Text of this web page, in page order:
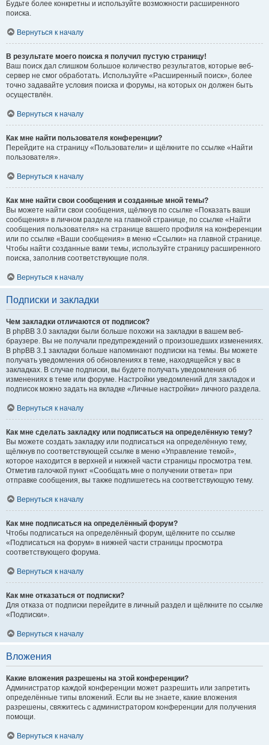
Будьте более конкретны и используйте возможности расширенного
поиска.
Вернуться к началу
В результате моего поиска я получил пустую страницу!
Ваш поиск дал слишком большое количество результатов, которые веб-
сервер не смог обработать. Используйте «Расширенный поиск», более
точно задавайте условия поиска и форумы, на которых он должен быть
осуществлён.
Вернуться к началу
Как мне найти пользователя конференции?
Перейдите на страницу «Пользователи» и щёлкните по ссылке «Найти
пользователя».
Вернуться к началу
Как мне найти свои сообщения и созданные мной темы?
Вы можете найти свои сообщения, щёлкнув по ссылке «Показать ваши
сообщения» в личном разделе на главной странице, по ссылке «Найти
сообщения пользователя» на странице вашего профиля на конференции
или по ссылке «Ваши сообщения» в меню «Ссылки» на главной странице.
Чтобы найти созданные вами темы, используйте страницу расширенного
поиска, заполнив соответствующие поля.
Вернуться к началу
Подписки и закладки
Чем закладки отличаются от подписок?
В phpBB 3.0 закладки были больше похожи на закладки в вашем веб-
браузере. Вы не получали предупреждений о произошедших изменениях.
В phpBB 3.1 закладки больше напоминают подписки на темы. Вы можете
получать уведомления об обновлениях в теме, находящейся у вас в
закладках. В случае подписки, вы будете получать уведомления об
изменениях в теме или форуме. Настройки уведомлений для закладок и
подписок можно задать на вкладке «Личные настройки» личного раздела.
Вернуться к началу
Как мне сделать закладку или подписаться на определённую тему?
Вы можете создать закладку или подписаться на определённую тему,
щёлкнув по соответствующей ссылке в меню «Управление темой»,
которое находится в верхней и нижней части страницы просмотра тем.
Отметив галочкой пункт «Сообщать мне о получении ответа» при
отправке сообщения, вы также подпишетесь на соответствующую тему.
Вернуться к началу
Как мне подписаться на определённый форум?
Чтобы подписаться на определённый форум, щёлкните по ссылке
«Подписаться на форум» в нижней части страницы просмотра
соответствующего форума.
Вернуться к началу
Как мне отказаться от подписки?
Для отказа от подписки перейдите в личный раздел и щёлкните по ссылке
«Подписки».
Вернуться к началу
Вложения
Какие вложения разрешены на этой конференции?
Администратор каждой конференции может разрешить или запретить
определённые типы вложений. Если вы не знаете, какие вложения
разрешены, свяжитесь с администратором конференции для получения
помощи.
Вернуться к началу